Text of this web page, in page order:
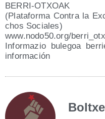
BERRI-OTXOAK
(Pla­ta­for­ma Con­tra la
chos Sociales)
www​.nodo50​.org/​
Infor­ma­zio bule­goa
información
Boltxe